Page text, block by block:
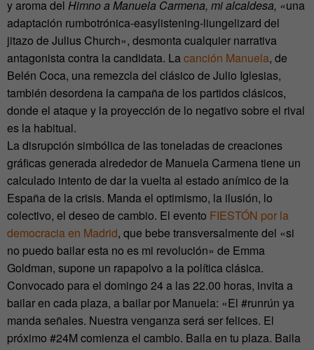
y aroma del Himno a Manuela Carmena, mi alcaldesa, «una
adaptación rumbotrónica-easylistening-liungelizard del
jitazo de Julius Church», desmonta cualquier narrativa
antagonista contra la candidata. Lacanción Manuela, de
Belén Coca, una remezcla del clásico de Julio Iglesias,
también desordena la campaña de los partidos clásicos,
donde el ataque y la proyección de lo negativo sobre el rival
es la habitual.
La disrupción simbólica de las toneladas de creaciones
gráficas generada alrededor de Manuela Carmena tiene un
calculado intento de dar la vuelta al estado anímico de la
España de la crisis. Manda el optimismo, la ilusión, lo
colectivo, el deseo de cambio. El evento FIESTÓN por la
democracia en Madrid, que bebe transversalmente del «si
no puedo bailar esta no es mi revolución» de Emma
Goldman, supone un rapapolvo a la política clásica.
Convocado para el domingo 24 a las 22.00 horas, invita a
bailar en cada plaza, a bailar por Manuela: «El #runrún ya
manda señales. Nuestra venganza será ser felices. El
próximo #24M comienza el cambio. Baila en tu plaza. Baila